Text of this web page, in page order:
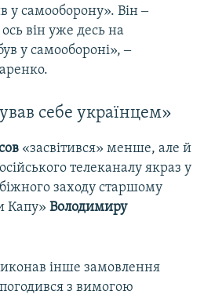
у самооборону». Він ‒
він уже десь на
у самообороні», ‒
себе українцем»
«засвітився» менше, але й
телеканалу якраз у
заходу старшому
Капу» Володимиру
інше замовлення
з вимогою